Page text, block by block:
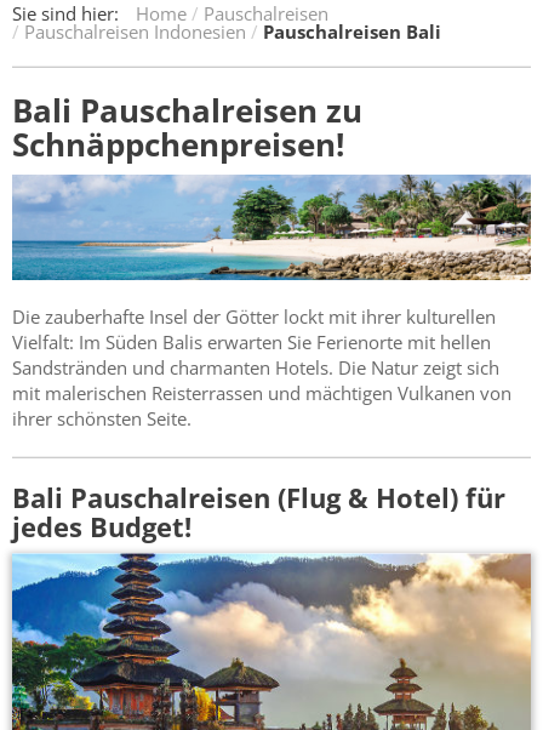
Sie sind hier: Home Pauschalreisen
Pauschalreisen Indonesien Pauschalreisen Bali
Bali Pauschalreisen zu
Schnäppchenpreisen!
Die zauberhafte Insel der Götter lockt mit ihrer kulturellen
Vielfalt: Im Süden Balis erwarten Sie Ferienorte mit hellen
Sandstränden und charmanten Hotels. Die Natur zeigt sich
mit malerischen Reisterrassen und mächtigen Vulkanen von
ihrer schönsten Seite.
Bali Pauschalreisen (Flug & Hotel) für
jedes Budget!